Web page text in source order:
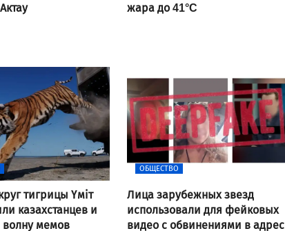
жара до 41°C
тигрицы Үміт
казахстанцев и
мемов
ОБЩЕСТВО
Лица зарубежных звезд
использовали для фейковых
видео с обвинениями в адрес